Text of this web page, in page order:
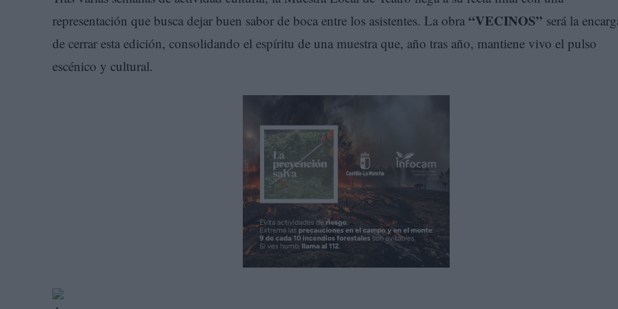
representación que busca dejar buen sabor de boca entre los asistentes. La obra “VECINOS” será la
de cerrar esta edición, consolidando el espíritu de una muestra que, año tras año, mantiene vivo el pulso
escénico y cultural.